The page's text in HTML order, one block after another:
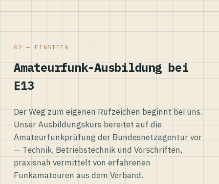
02 — EINSTIEG
Amateurfunk-Ausbildung bei
E13
Der Weg zum eigenen Rufzeichen beginnt bei uns.
Unser Ausbildungskurs bereitet auf die
Amateurfunkprüfung der Bundesnetzagentur vor
— Technik, Betriebstechnik und Vorschriften,
praxisnah vermittelt von erfahrenen
Funkamateuren aus dem Verband.